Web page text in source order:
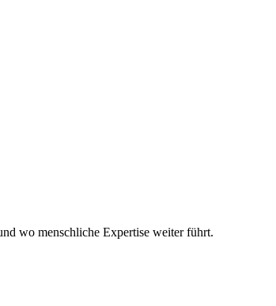
wo menschliche Expertise weiter führt.